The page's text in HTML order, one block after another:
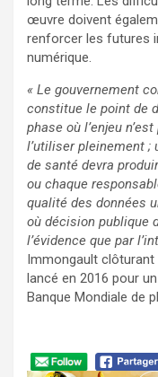
œuvre doivent
renforcer les futures
numérique.
« Le gouvernement
constitue le point de
phase où l’enjeu
l’utiliser pleinement ;
de santé devra
ou chaque
qualité des données
où décision publique
l’évidence que par
Immongault
lancé en 2016 pour
Banque Mondiale de